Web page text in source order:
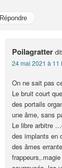
Répondre
Poilagratter
24 mai 2021 à 11
On ne sait pas
Le bruit court
des portails
une âme, sans
Le libre arbitre
des implants en
des âmes